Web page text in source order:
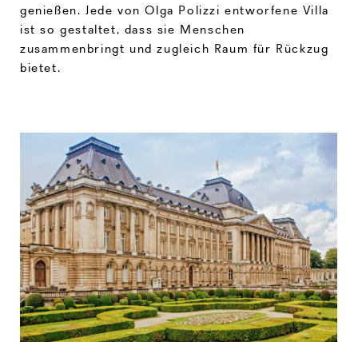
genießen. Jede von Olga Polizzi entworfene Villa
ist so gestaltet, dass sie Menschen
zusammenbringt und zugleich Raum für Rückzug
bietet.